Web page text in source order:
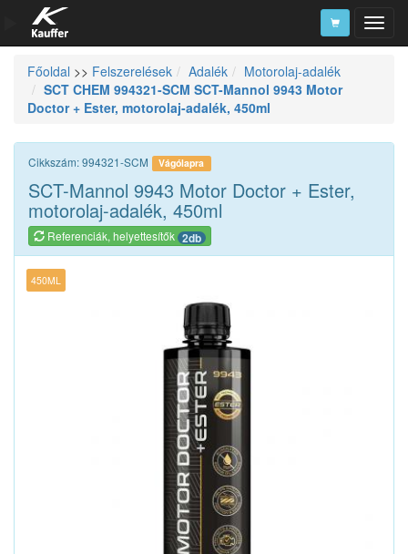
Szerszámkatalógus
Kosár
Alkatrészek
Főoldal >> Felszerelések Adalék
Motorolaj-adalék
SCT CHEM 994321-SCM SCT-Mannol 9943 Motor
Doctor + Ester, motorolaj-adalék, 450ml
Cikkszám: 994321-SCM Vágólapra
SCT-Mannol 9943 Motor Doctor + Ester,
motorolaj-adalék, 450ml
Referenciák, helyettesítők 2db
450ML